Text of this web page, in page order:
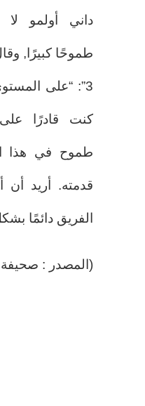
داني أولمو
طموحًا كبيرًا,
3”: “على
كنت قادرًا على
طموح في هذا
قدمته. أريد أن
الفريق دائمًا
(المصدر : صحيفة MD)